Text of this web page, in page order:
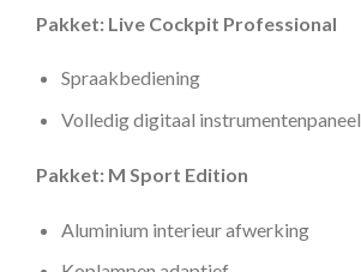
Pakket: Live Cockpit Professional
Spraakbediening
Volledig digitaal instrumentenpaneel
Pakket: M Sport Edition
Aluminium interieur afwerking